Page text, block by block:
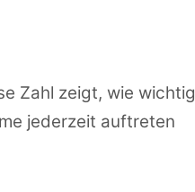
Zahl zeigt, wie wichtig
jederzeit auftreten